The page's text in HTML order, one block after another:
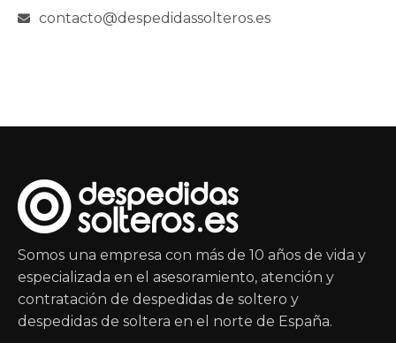
contacto@despedidassolteros.es
Somos una empresa con más de 10 años de vida y
especializada en el asesoramiento, atención y
contratación de despedidas de soltero y
despedidas de soltera en el norte de España.